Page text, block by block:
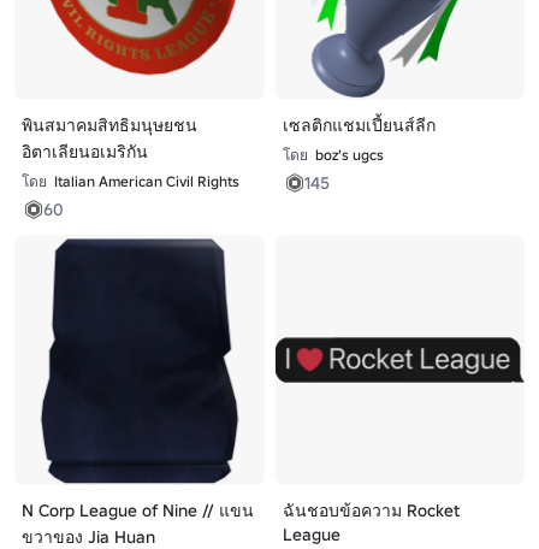
พินสมาคมสิทธิมนุษยชน
อิตาเลียนอเมริกัน
โดย Italian American Civil Rights
60
เซลติกแชมเปี้ยนส์ลีก
โดย boz's ugcs
145
N Corp League of Nine // แขน
ขวาของ Jia Huan
ฉันชอบข้อความ Rocket
League